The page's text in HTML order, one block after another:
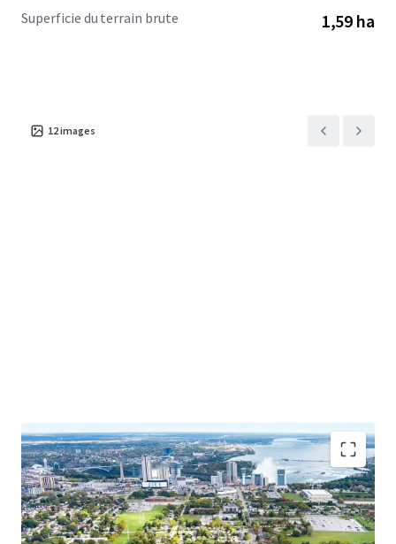
Superficie du terrain brute 1,59 ha
12images
Situated close to tourist attractions, schools, and
amenities, this chance to invest in Niagara’s growing